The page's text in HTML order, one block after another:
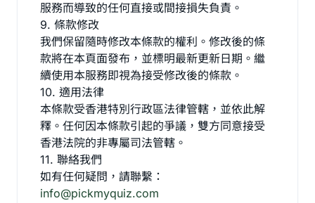
服務而導致的任何直接或間接損失負責。
9. 條款修改
我們保留隨時修改本條款的權利。修改後的條
款將在本頁面發布，並標明最新更新日期。繼
續使用本服務即視為接受修改後的條款。
10. 適用法律
本條款受香港特別行政區法律管轄，並依此解
釋。任何因本條款引起的爭議，雙方同意接受
香港法院的非專屬司法管轄。
11. 聯絡我們
如有任何疑問，請聯繫：
info@pickmyquiz.com